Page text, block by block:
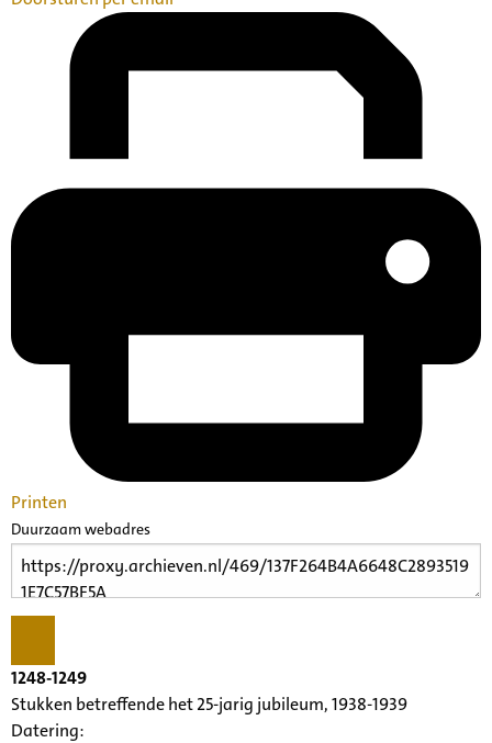
Printen
Duurzaam webadres
1248-1249
Stukken betreffende het 25-jarig jubileum, 1938-1939
Datering: